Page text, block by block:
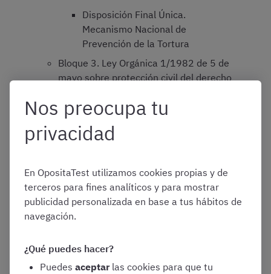
Disposición Final Única.
Mecanismo Nacional de
Prevención de la Tortura
Bloque 3. Ley Orgánica 1/1982 de 5 de
mayo sobre protección civil del derecho
familiar y a la propia imagen.
TEMA 5.- DERECHO DE LA UNIÓN
EUROPEA.
TÍTULO I. Disposiciones comunes.
TÍTULO II. Disposiciones sobre los
las instituciones.
TÍTULO IV. Disposiciones sobre
Nos preocupa tu
privacidad
En OpositaTest utilizamos cookies propias y de
terceros para fines analíticos y para mostrar
publicidad personalizada en base a tus hábitos de
navegación.
¿Qué puedes hacer?
Puedes aceptar las cookies para que tu